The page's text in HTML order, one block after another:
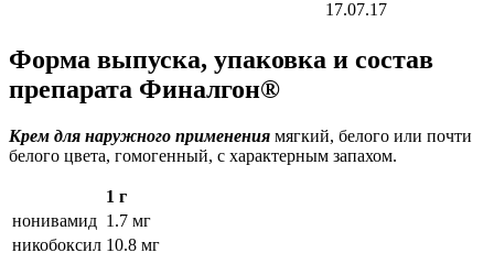
17.07.17
Форма выпуска, упаковка и состав
препарата Финалгон®
Крем для наружного применения мягкий, белого или почти
белого цвета, гомогенный, с характерным запахом.
1 г
нонивамид 1.7 мг
никобоксил 10.8 мг